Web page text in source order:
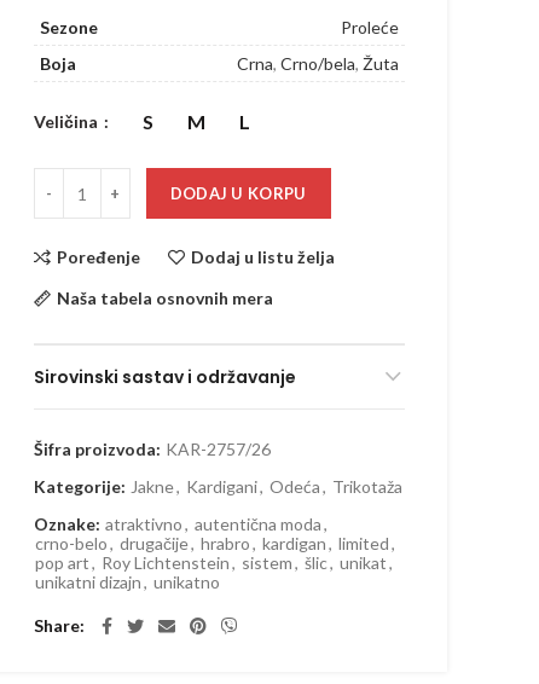
Sezone
Proleće
Boja
Crna, Crno/bela, Žuta
Veličina S M L
DODAJ U KORPU
Poređenje
Dodaj u listu želja
Naša tabela osnovnih mera
Sirovinski sastav i održavanje
Šifra proizvoda: KAR-2757/26
Kategorije: Jakne, Kardigani, Odeća, Trikotaža
Oznake: atraktivno, autentična moda,
crno-belo, drugačije, hrabro, kardigan, limited,
pop art, Roy Lichtenstein, sistem, šlic, unikat,
unikatni dizajn, unikatno
Share